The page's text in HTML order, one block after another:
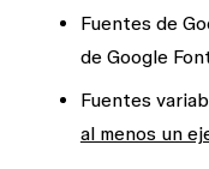
Fuentes de
de Google
Fuentes
al menos un